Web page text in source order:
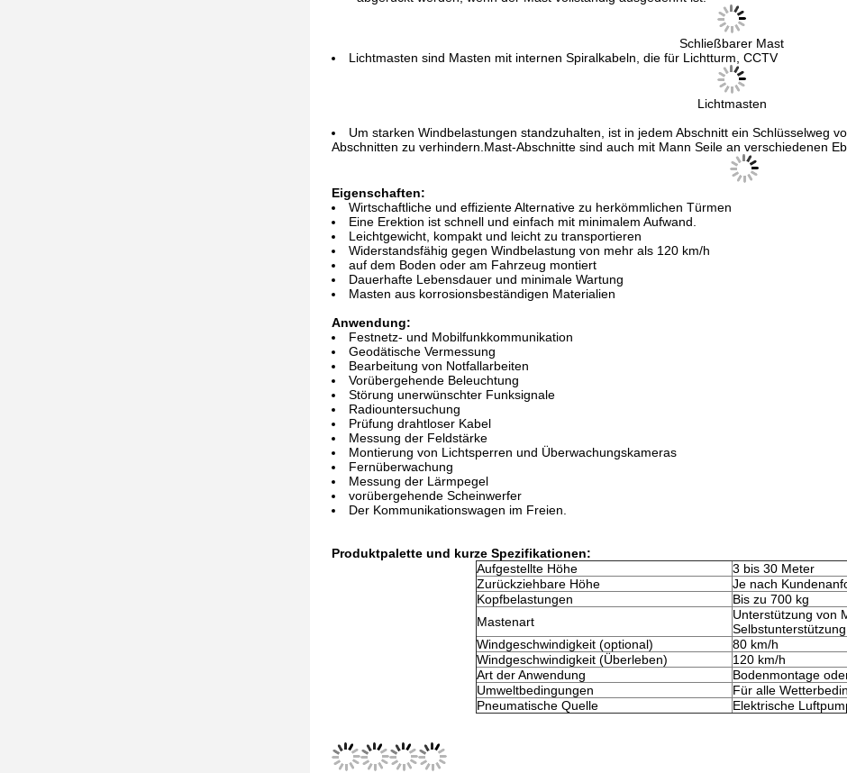
Schließbarer Mast
Lichtmasten sind Masten mit internen Spiralkabeln, die für Lichtturm, CCTV
Lichtmasten
Um starken Windbelastungen standzuhalten, ist in jedem Abschnitt ein Schlüsselweg
Abschnitten zu verhindern.Mast-Abschnitte sind auch mit Mann Seile an verschiedenen
Eigenschaften:
Wirtschaftliche und effiziente Alternative zu herkömmlichen Türmen
Eine Erektion ist schnell und einfach mit minimalem Aufwand.
Leichtgewicht, kompakt und leicht zu transportieren
Widerstandsfähig gegen Windbelastung von mehr als 120 km/h
auf dem Boden oder am Fahrzeug montiert
Dauerhafte Lebensdauer und minimale Wartung
Masten aus korrosionsbeständigen Materialien
Anwendung:
Festnetz- und Mobilfunkkommunikation
Geodätische Vermessung
Bearbeitung von Notfallarbeiten
Vorübergehende Beleuchtung
Störung unerwünschter Funksignale
Radiountersuchung
Prüfung drahtloser Kabel
Messung der Feldstärke
Montierung von Lichtsperren und Überwachungskameras
Fernüberwachung
Messung der Lärmpegel
vorübergehende Scheinwerfer
Der Kommunikationswagen im Freien.
Produktpalette und kurze Spezifikationen:
Aufgestellte Höhe
3 bis 30 Meter
Zurückziehbare Höhe
Je nach
Kopfbelastungen
Bis zu 700 kg
Mastenart
Unterstützung von
Selbstunterstützung
Windgeschwindigkeit (optional)
80 km/h
Windgeschwindigkeit (Überleben)
120 km/h
Art der Anwendung
Bodenmontage
Umweltbedingungen
Für alle
Pneumatische Quelle
Elektrische